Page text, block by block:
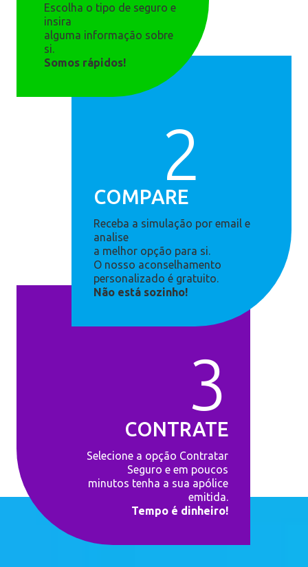
Escolha o tipo de seguro e
insira
alguma informação sobre
si.
Somos rápidos!
2
COMPARE
Receba a simulação por email e
analise
a melhor opção para si.
O nosso aconselhamento
personalizado é gratuito.
Não está sozinho!
3
CONTRATE
Selecione a opção Contratar
Seguro e em poucos
minutos tenha a sua apólice
emitida.
Tempo é dinheiro!